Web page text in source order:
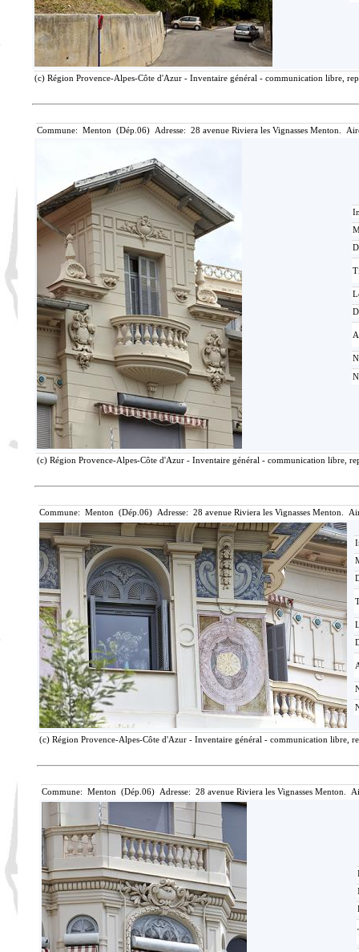
(c) Région Provence-Alpes-Côte d'Azur - Inventaire général - communication libre,
Commune: Menton (Dép.06) Adresse: 28 avenue Riviera les Vignasses Menton.
(c) Région Provence-Alpes-Côte d'Azur - Inventaire général - communication libre,
Commune: Menton (Dép.06) Adresse: 28 avenue Riviera les Vignasses Menton.
(c) Région Provence-Alpes-Côte d'Azur - Inventaire général - communication libre,
Commune: Menton (Dép.06) Adresse: 28 avenue Riviera les Vignasses Menton.